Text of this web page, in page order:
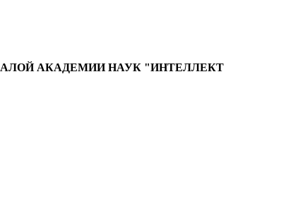
АКАДЕМИИ НАУК "ИНТЕЛЛЕКТ